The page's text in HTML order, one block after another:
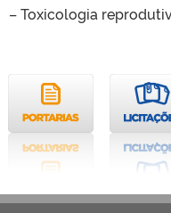
– Toxicologia